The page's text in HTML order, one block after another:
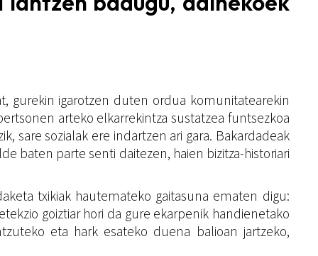
gurekin igarotzen duten ordua komunitatearekin
arteko elkarrekintza sustatzea funtsezkoa
sare sozialak ere indartzen ari gara. Bakardadeak
baten parte senti daitezen, haien bizitza-historiari
txikiak hautemateko gaitasuna ematen digu:
goiztiar hori da gure ekarpenik handienetako
eta hark esateko duena balioan jartzeko,